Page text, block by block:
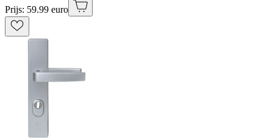
Prijs: 59.99 euro